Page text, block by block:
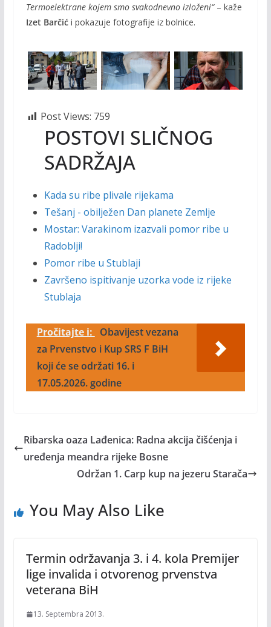
Termoelektrane kojem smo svakodnevno izloženi“– kaže
Izet Barčići pokazuje fotografije iz bolnice.
Post Views: 759
POSTOVI SLIČNOG
SADRŽAJA
Kada su ribe plivale rijekama
Tešanj - obilježen Dan planete Zemlje
Mostar: Varakinom izazvali pomor ribe u
Radoblji!
Pomor ribe u Stublaji
Završeno ispitivanje uzorka vode iz rijeke
Stublaja
Pročitajte i:
Obavijest vezana
za Prvenstvo i Kup SRS F BiH
koji će se održati 16. i
17.05.2026. godine
Ribarska oaza Lađenica: Radna akcija čišćenja i
uređenja meandra rijeke Bosne
Održan 1. Carp kup na jezeru Starača
You May Also Like
Termin održavanja 3. i 4. kola Premijer
lige invalida i otvorenog prvenstva
veterana BiH
13. Septembra 2013.